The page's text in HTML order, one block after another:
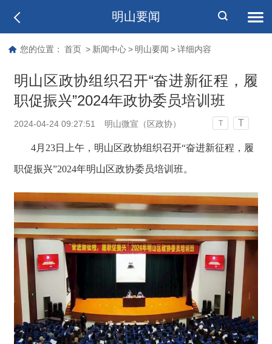
明山要闻
您的位置： 首页 > 新闻中心 > 明山要闻 > 详细内容
明山区政协组织召开“奋进新征程，履
职促振兴”2024年政协委员培训班
2024-04-24 09:27:51 明山微宣（区政协） T T
4月23日上午，明山区政协组织召开“奋进新征程，履
职促振兴”2024年明山区政协委员培训班。